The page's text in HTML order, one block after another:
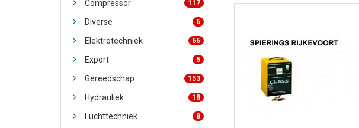
Compressor 117
Diverse 6
Elektrotechniek 66
Export 5
Gereedschap 153
Hydrauliek 18
Luchttechniek 8